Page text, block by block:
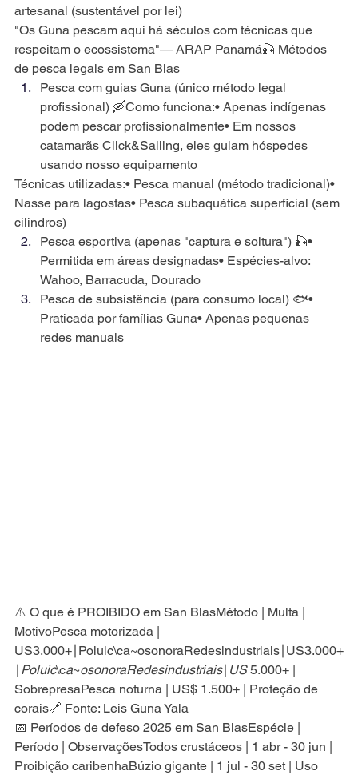
artesanal (sustentável por lei)
"Os Guna pescam aqui há séculos com técnicas que
respeitam o ecossistema"— ARAP Panamá🎣 Métodos
de pesca legais em San Blas
Pesca com guias Guna (único método legal
profissional) 🛶Como funciona:• Apenas indígenas
podem pescar profissionalmente• Em nossos
catamarãs Click&Sailing, eles guiam hóspedes
usando nosso equipamento
Técnicas utilizadas:• Pesca manual (método tradicional)•
Nasse para lagostas• Pesca subaquática superficial (sem
cilindros)
Pesca esportiva (apenas "captura e soltura") 🎣•
Permitida em áreas designadas• Espécies-alvo:
Wahoo, Barracuda, Dourado
Pesca de subsistência (para consumo local) 🐟•
Praticada por famílias Guna• Apenas pequenas
redes manuais
⚠️ O que é PROIBIDO em San BlasMétodo | Multa |
MotivoPesca motorizada |
US3.000+∣Poluic\ca~osonoraRedesindustriais∣US3.000+
Poluic\c​a~osonoraRedesindustriais∣ US 5.000+ |
SobrepresaPesca noturna | US$ 1.500+ | Proteção de
corais🔗 Fonte: Leis Guna Yala
📅 Períodos de defeso 2025 em San BlasEspécie |
Período | ObservaçõesTodos crustáceos | 1 abr - 30 jun |
Proibição caribenhaBúzio gigante | 1 jul - 30 set | Uso